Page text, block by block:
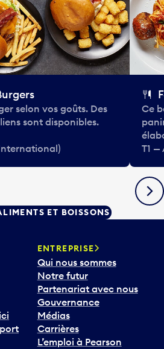
selon vos goûts. Des
sont disponibles.
Ce
T1
ET BOISSONS
ENTREPRISE
Qui nous sommes
Notre futur
Partenariat avec nous
Gouvernance
Médias
Carrières
L’emploi à Pearson